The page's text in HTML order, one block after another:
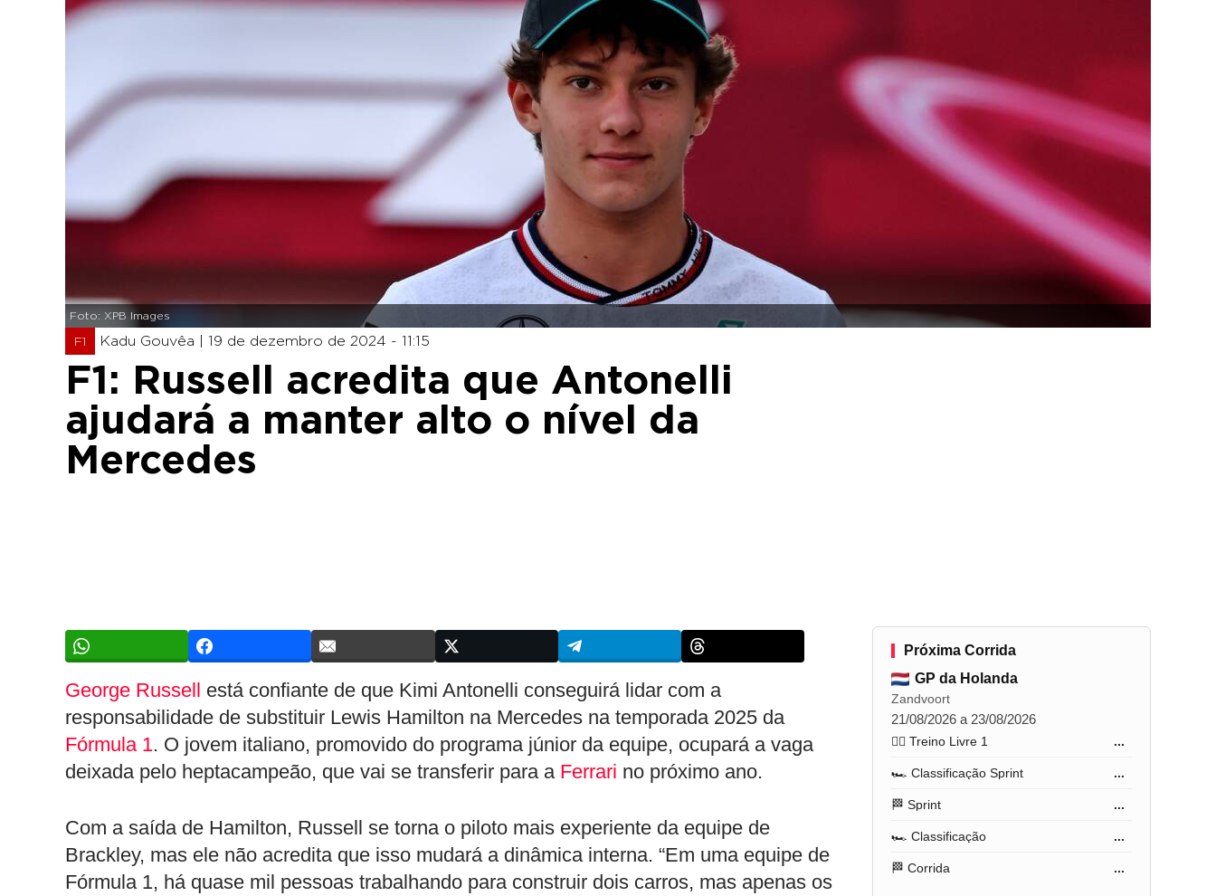
Foto: XPB Images
F1 Kadu Gouvêa | 19 de dezembro de 2024 - 11:15
F1: Russell acredita que Antonelli
ajudará a manter alto o nível da
Mercedes
George Russell está confiante de que Kimi Antonelli conseguirá lidar com a
responsabilidade de substituir Lewis Hamilton na Mercedes na temporada 2025 da
Fórmula 1. O jovem italiano, promovido do programa júnior da equipe, ocupará a vaga
deixada pelo heptacampeão, que vai se transferir para a Ferrari no próximo ano.
Com a saída de Hamilton, Russell se torna o piloto mais experiente da equipe de
Brackley, mas ele não acredita que isso mudará a dinâmica interna. “Em uma equipe de
Fórmula 1, há quase mil pessoas trabalhando para construir dois carros, mas apenas os
Próxima Corrida
GP da Holanda
Zandvoort
21/08/2026 a 23/08/2026
🏋️‍♂️ Treino Livre 1 ...
🏎️ Classificação Sprint ...
🏁 Sprint ...
🏎️ Classificação ...
🏁 Corrida ...